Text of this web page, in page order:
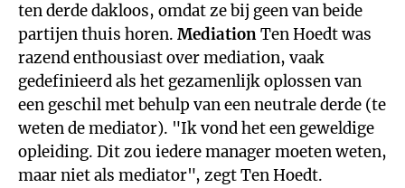
ten derde dakloos, omdat ze bij geen van beide
partijen thuis horen. MediationTen Hoedt was
razend enthousiast over mediation, vaak
gedefinieerd als het gezamenlijk oplossen van
een geschil met behulp van een neutrale derde (te
weten de mediator). "Ik vond het een geweldige
opleiding. Dit zou iedere manager moeten weten,
maar niet als mediator", zegt Ten Hoedt.